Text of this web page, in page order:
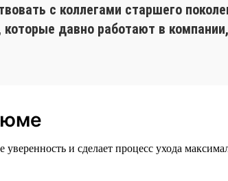
с коллегами старшего
давно работают в
и сделает процесс ухода